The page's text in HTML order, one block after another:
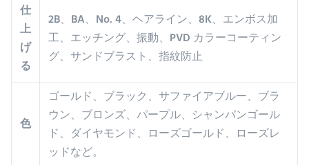
仕
上
げ
る
2B、BA、No. 4、ヘアライン、8K、エンボス加
工、エッチング、振動、PVD カラーコーティン
グ、サンドブラスト、指紋防止
色
ゴールド、ブラック、サファイアブルー、ブラ
ウン、ブロンズ、パープル、シャンパンゴール
ド、ダイヤモンド、ローズゴールド、ローズレ
ッドなど。